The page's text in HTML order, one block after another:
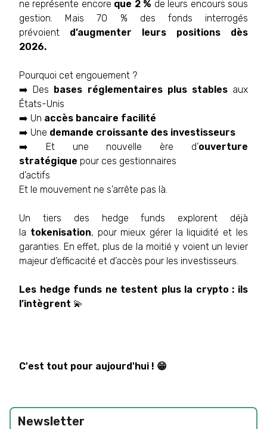
ne représente encore que 2 % de leurs encours sous
gestion. Mais 70 % des fonds interrogés
prévoient d’augmenter leurs positions dès
2026.
Pourquoi cet engouement ?
➡️ Des bases réglementaires plus stablesaux
États-Unis
➡️ Un accès bancaire facilité
➡️ Une demande croissante des investisseurs
➡️ Et une nouvelle ère d’ouverture
stratégique pour ces gestionnaires
d’actifs
Et le mouvement ne s’arrête pas là.
Un tiers des hedge funds explorent déjà
la tokenisation, pour mieux gérer la liquidité et les
garanties. En effet, plus de la moitié y voient un levier
majeur d’efficacité et d’accès pour les investisseurs.
Les hedge funds ne testent plus la crypto : ils
l’intègrent 💫
C'est tout pour aujourd'hui ! 😁
Newsletter